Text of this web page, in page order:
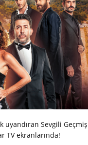
Sevgili Geçmiş
TV ekranlarında!